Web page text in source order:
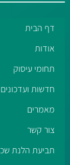
דף הבית
אודות
תחומי עיסוק
חדשות ועדכונים
מאמרים
צור קשר
תביעת הלנת